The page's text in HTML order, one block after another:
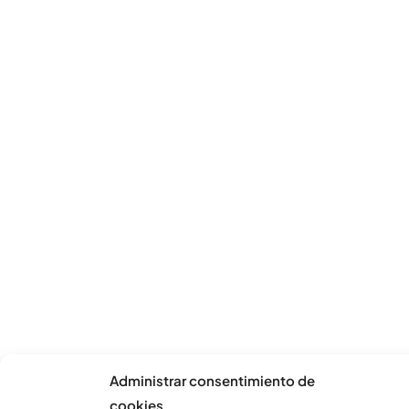
Administrar consentimiento de
cookies